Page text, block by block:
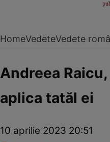
HomeVedeteVedete
Andreea
aplica tatăl ei
10 aprilie 2023 20:51